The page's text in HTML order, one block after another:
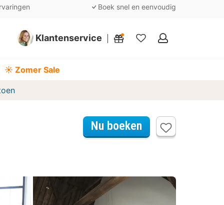
Boek snel en eenvoudig
Klantenservice
Mijn
☀️ Zomer Sale
Nu boeken